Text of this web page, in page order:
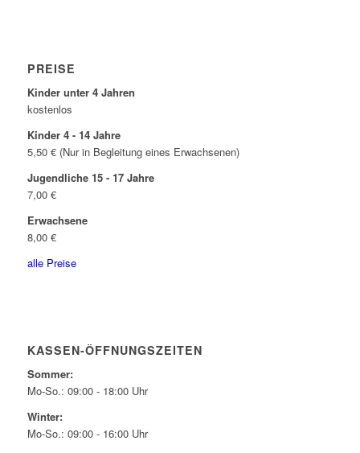
PREISE
Kinder unter 4 Jahren
kostenlos
Kinder 4 - 14 Jahre
5,50 € (Nur in Begleitung eines Erwachsenen)
Jugendliche 15 - 17 Jahre
7,00 €
Erwachsene
8,00 €
alle Preise
KASSEN-ÖFFNUNGSZEITEN
Sommer:
Mo-So.: 09:00 - 18:00 Uhr
Winter:
Mo-So.: 09:00 - 16:00 Uhr